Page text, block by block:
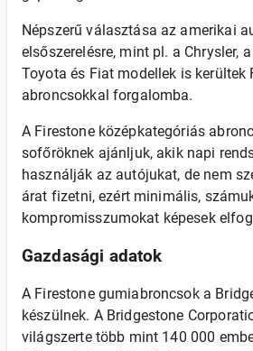
Népszerű választása az amerikai
elsőszerelésre, mint pl. a Chrysler,
Toyota és Fiat modellek is kerültek
abroncsokkal forgalomba.
A Firestone középkategóriás
sofőröknek ajánljuk, akik napi
használják az autójukat, de nem
árat fizetni, ezért minimális,
kompromisszumokat képesek
Gazdasági adatok
A Firestone gumiabroncsok a
készülnek. A Bridgestone
világszerte több mint 140 000